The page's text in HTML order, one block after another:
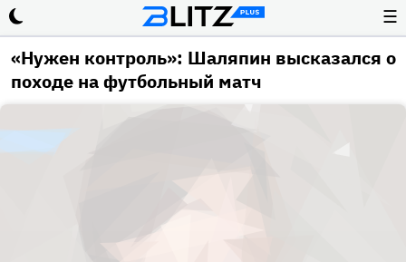
☰
«Нужен контроль»: Шаляпин высказался о
походе на футбольный матч